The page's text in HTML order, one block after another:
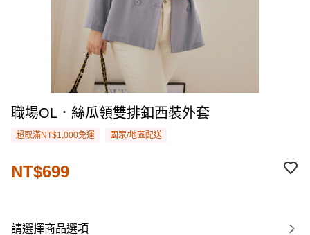
職場OL．絲瓜領雙排釦西裝外套
超取滿NT$1,000免運 國家/地區配送
NT$699
請選擇商品選項